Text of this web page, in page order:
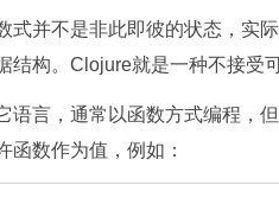
并不是非此即彼的状态，实际
结构。Clojure就是一种不接受
言，通常以函数方式编程，但
函数作为值，例如：